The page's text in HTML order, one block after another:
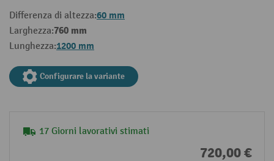
Differenza di altezza:60 mm
Larghezza:760 mm
Lunghezza:1200 mm
Configurare la variante
17 Giorni lavorativi stimati
720,00 €